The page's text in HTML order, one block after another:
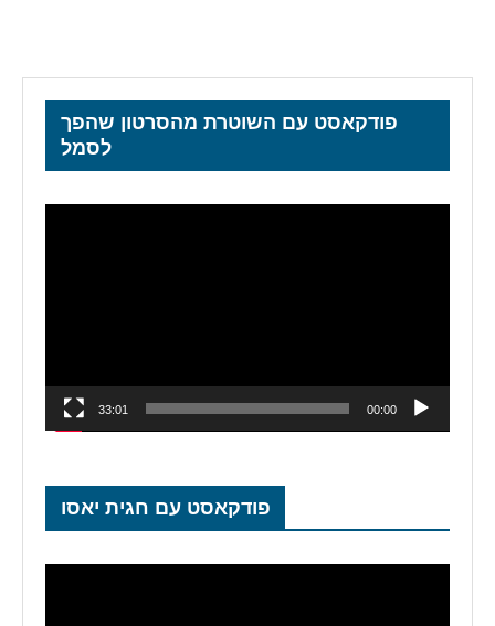
פודקאסט עם השוטרת מהסרטון שהפך
לסמל
00:00
33:01
פודקאסט עם חגית יאסו